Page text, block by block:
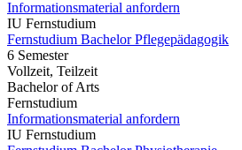
Informationsmaterial anfordern
IU Fernstudium
Fernstudium Bachelor Pflegepädagogik
6 Semester
Vollzeit, Teilzeit
Bachelor of Arts
Fernstudium
Informationsmaterial anfordern
IU Fernstudium